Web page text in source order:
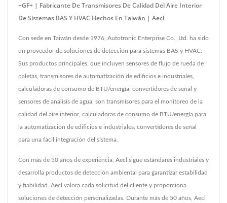
+GF+ | Fabricante De Transmisores De Calidad Del Aire Interior
De Sistemas BAS Y HVAC Hechos En Taiwán | Aecl
Con sede en Taiwán desde 1976, Autotronic Enterprise Co., Ltd. ha sido
un proveedor de soluciones de detección para sistemas BAS y HVAC.
Sus productos principales, que incluyen sensores de flujo de rueda de
paletas, transmisores de automatización de edificios e industriales,
calculadoras de consumo de BTU/energía, convertidores de señal y
sensores de análisis de agua, son transmisores para el monitoreo de la
calidad del aire interior, calculadoras de consumo de BTU/energía para
la automatización de edificios e industriales, convertidores de señal
para una fácil integración del sistema.
Con más de 50 años de experiencia, Aecl sigue estándares industriales y
desarrolla productos de detección ambiental para garantizar estabilidad
y fiabilidad. Aecl valora cada solicitud del cliente y proporciona
soluciones de detección personalizadas. Durante más de 50 años, Aecl